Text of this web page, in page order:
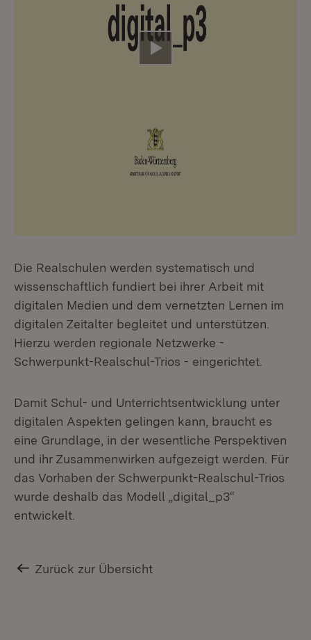
Video abspielen
Die Realschulen werden systematisch und
wissenschaftlich fundiert bei ihrer Arbeit mit
digitalen Medien und dem vernetzten Lernen im
digitalen Zeitalter begleitet und unterstützen.
Hierzu werden regionale Netzwerke -
Schwerpunkt-Realschul-Trios - eingerichtet.
Damit Schul- und Unterrichtsentwicklung unter
digitalen Aspekten gelingen kann, braucht es
eine Grundlage, in der wesentliche Perspektiven
und ihr Zusammenwirken aufgezeigt werden. Für
das Vorhaben der Schwerpunkt-Realschul-Trios
wurde deshalb das Modell „digital_p3“
entwickelt.
Zurück zur Übersicht